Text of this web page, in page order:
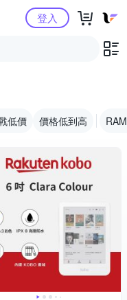
購物中心登入
低價 價格低到高 RAM